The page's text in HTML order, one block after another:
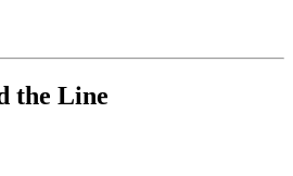
the Line